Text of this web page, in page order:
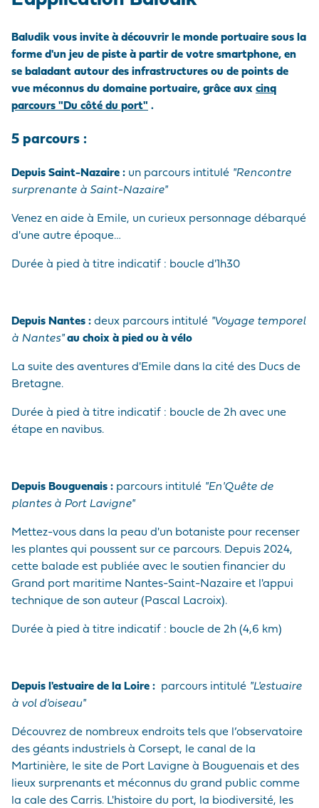
Baludik vous invite à découvrir le monde portuaire sous la
forme d'un jeu de piste à partir de votre smartphone, en
se baladant autour des infrastructures ou de points de
vue méconnus du domaine portuaire, grâce aux cinq
parcours "Du côté du port" .
5 parcours :
Depuis Saint-Nazaire : un parcours intitulé "Rencontre
surprenante à Saint-Nazaire"
Venez en aide à Emile, un curieux personnage débarqué
d'une autre époque…
Durée à pied à titre indicatif : boucle d'1h30
Depuis Nantes : deux parcours intitulé "Voyage temporel
à Nantes"au choix à pied ou à vélo
La suite des aventures d'Emile dans la cité des Ducs de
Bretagne.
Durée à pied à titre indicatif : boucle de 2h avec une
étape en navibus.
Depuis Bouguenais : parcours intitulé "En'Quête de
plantes à Port Lavigne"
Mettez-vous dans la peau d'un botaniste pour recenser
les plantes qui poussent sur ce parcours. Depuis 2024,
cette balade est publiée avec le soutien financier du
Grand port maritime Nantes-Saint-Nazaire et l'appui
technique de son auteur (Pascal Lacroix).
Durée à pied à titre indicatif : boucle de 2h (4,6 km)
Depuis l'estuaire de la Loire : parcours intitulé "L'estuaire
à vol d'oiseau"
Découvrez de nombreux endroits tels que l’observatoire
des géants industriels à Corsept, le canal de la
Martinière, le site de Port Lavigne à Bouguenais et des
lieux surprenants et méconnus du grand public comme
la cale des Carris. L'histoire du port, la biodiversité, les
SITES NANTAIS
HISTOIRE
PRÉ/POST
NAVIRES
PRESTATIONS
PORTUAIRES
NOTRE POLITIQUE
ACHATS
Questions - réponses
Marchés publics
Visite du port